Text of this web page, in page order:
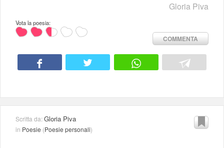
Gloria Piva
Vota la poesia:
COMMENTA
Scritta da:Gloria Piva
in Poesie (Poesie personali)